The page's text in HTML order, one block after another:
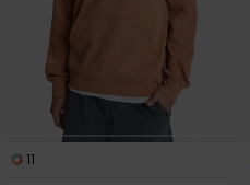
11